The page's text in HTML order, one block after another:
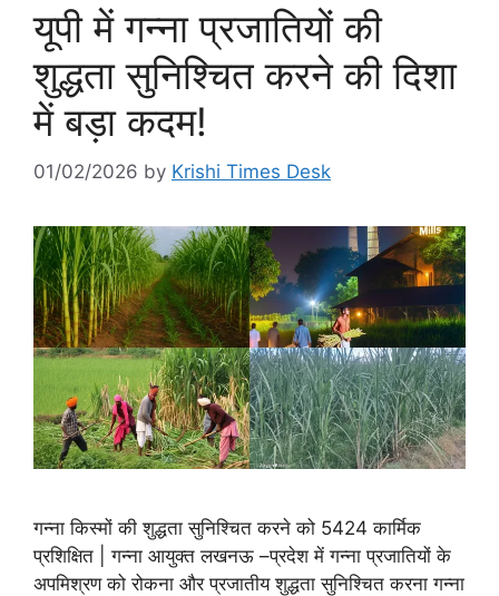
यूपी में गन्ना प्रजातियों की
शुद्धता सुनिश्चित करने की दिशा
में बड़ा कदम!
01/02/2026 by Krishi Times Desk
गन्ना किस्मों की शुद्धता सुनिश्चित करने को 5424 कार्मिक
प्रशिक्षित | गन्ना आयुक्त लखनऊ –प्रदेश में गन्ना प्रजातियों के
अपमिश्रण को रोकना और प्रजातीय शुद्धता सुनिश्चित करना गन्ना